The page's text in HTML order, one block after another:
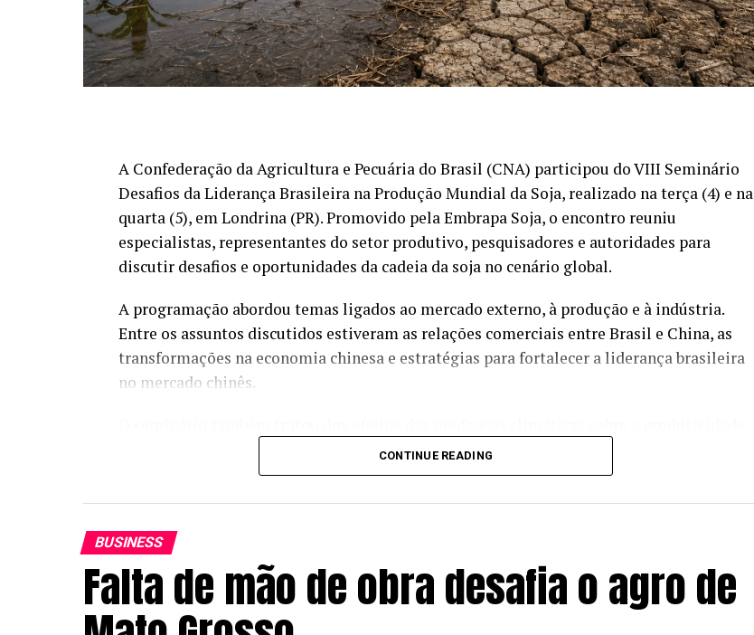
A Confederação da Agricultura e Pecuária do Brasil (CNA) participou do VIII Seminário
Desafios da Liderança Brasileira na Produção Mundial da Soja, realizado na terça (4) e na
quarta (5), em Londrina (PR). Promovido pela Embrapa Soja, o encontro reuniu
especialistas, representantes do setor produtivo, pesquisadores e autoridades para
discutir desafios e oportunidades da cadeia da soja no cenário global.
A programação abordou temas ligados ao mercado externo, à produção e à indústria.
Entre os assuntos discutidos estiveram as relações comerciais entre Brasil e China, as
transformações na economia chinesa e estratégias para fortalecer a liderança brasileira
no mercado chinês.
e a qualidade da soja, além da implantação do Serviço de Avaliação de Equipamentos
Classificadores de Soja pelo Instituto Nacional de Metrologia, Qualidade e Tecnologia
(Inmetro). Outro tema debatido foi o papel do biodiesel na descarbonização das cadeias
Quer ficar por dentro da previsão do tempo e dos alertas meteorológicos?
página do tempo do Canal Rural e planeje-se!
CONTINUE READING
BUSINESS
Falta de mão de obra desafia o agro de